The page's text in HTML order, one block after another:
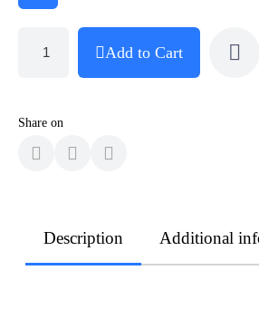
Add to Cart
Share on
Description Additional